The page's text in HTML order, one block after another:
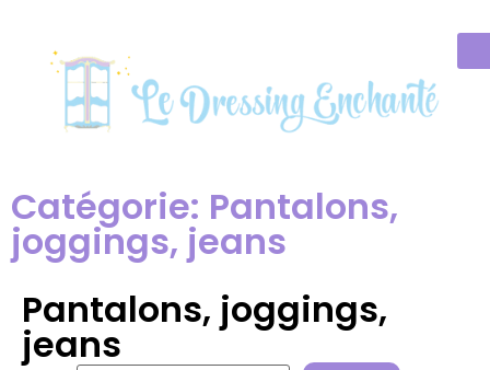
Catégorie: Pantalons,
joggings, jeans
Pantalons, joggings,
jeans